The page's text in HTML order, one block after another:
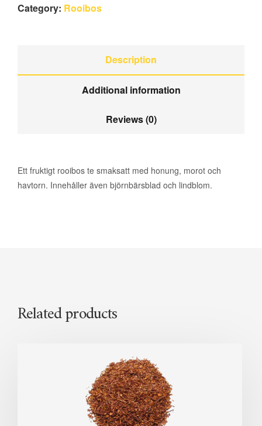
Category: Rooibos
Description
Additional information
Reviews (0)
Ett fruktigt rooibos te smaksatt med honung, morot och
havtorn. Innehåller även björnbärsblad och lindblom.
Related products